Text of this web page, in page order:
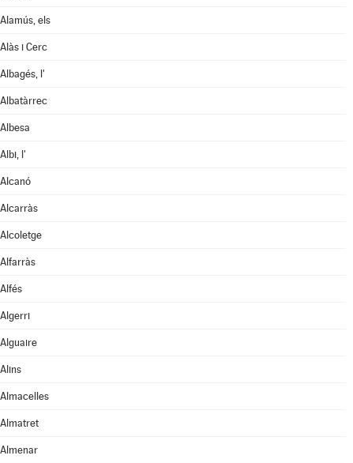
Alamús, els
Alàs i Cerc
Albagés, l'
Albatàrrec
Albesa
Albi, l'
Alcanó
Alcarràs
Alcoletge
Alfarràs
Alfés
Algerri
Alguaire
Alins
Almacelles
Almatret
Almenar